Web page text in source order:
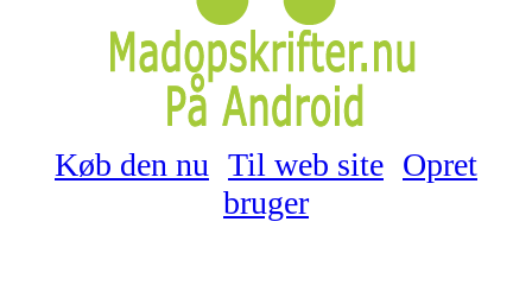
Køb den nu Til web site Opret
bruger